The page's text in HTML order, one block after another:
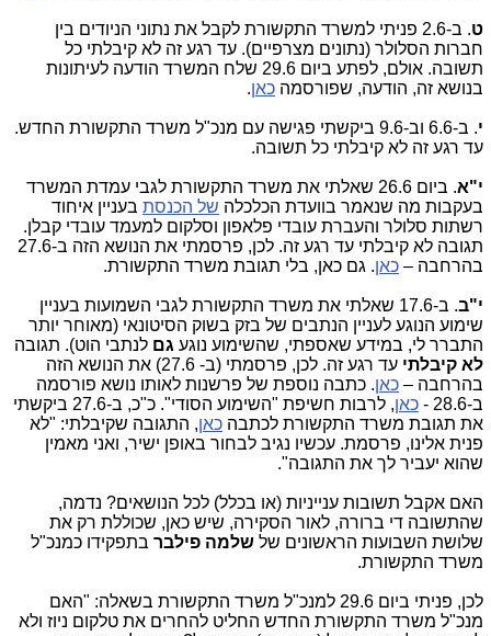
ט
. ב-2.6 פניתי למשרד התקשורת לקבל את נתוני הניודים בין
חברות הסלולר (נתונים מצרפיים). עד רגע זה לא קיבלתי כל
תשובה. אולם, לפתע ביום 29.6 שלח המשרד הודעה לעיתונות
בנושא זה, הודעה, שפורסמה כאן.
י
. ב-6.6 וב-9.6 ביקשתי פגישה עם מנכ"ל משרד התקשורת החדש.
עד רגע זה לא קיבלתי כל תשובה.
י"א
. ביום 26.6 שאלתי את משרד התקשורת לגבי עמדת המשרד
בעקבות מה שנאמר בוועדת הכלכלה של הכנסת בעניין איחוד
רשתות סלולר והעברת עובדי פלאפון וסלקום למעמד עובדי קבלן.
תגובה לא קיבלתי עד רגע זה. לכן, פרסמתי את הנושא הזה ב-27.6
בהרחבה – כאן. גם כאן, בלי תגובת משרד התקשורת.
י"ב
. ב-17.6 שאלתי את משרד התקשורת לגבי השמועות בעניין
שימוע הנוגע לעניין הנתבים של בזק בשוק הסיטונאי (מאוחר יותר
התברר לי, במידע שאספתי, שהשימוע נוגע גם לנתבי הוט). תגובה
לא קיבלתי
עד רגע זה. לכן, פרסמתי (ב- 27.6) את הנושא הזה
בהרחבה – כאן. כתבה נוספת של פרשנות לאותו נושא פורסמה
ב-28.6 -
כאן
, לרבות חשיפת "השימוע הסודי". כ"כ, ב-27.6 ביקשתי
את תגובת משרד התקשורת לכתבה כאן, התגובה שקיבלתי: "לא
פנית אלינו, פרסמת. עכשיו נגיב לבחור באופן ישיר, ואני מאמין
שהוא יעביר לך את התגובה".
האם אקבל תשובות ענייניות (או בכלל) לכל הנושאים? נדמה,
שהתשובה די ברורה, לאור הסקירה, שיש כאן, שכוללת רק את
שלושת השבועות הראשונים של שלמה פילבר בתפקידו כמנכ"ל
משרד התקשורת.
לכן, פניתי ביום 29.6 למנכ"ל משרד התקשורת בשאלה: "האם
מנכ"ל משרד התקשורת החדש החליט להחרים את טלקום ניוז ולא